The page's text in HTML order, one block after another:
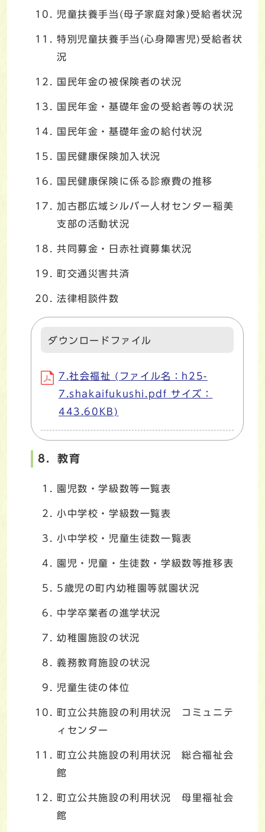
児童扶養手当(母子家庭対象)受給者状況
特別児童扶養手当(心身障害児)受給者状
況
国民年金の被保険者の状況
国民年金・基礎年金の受給者等の状況
国民年金・基礎年金の給付状況
国民健康保険加入状況
国民健康保険に係る診療費の推移
加古郡広域シルバー人材センター稲美
支部の活動状況
共同募金・日赤社資募集状況
町交通災害共済
法律相談件数
ダウンロードファイル
7.社会福祉 (ファイル名：h25-
7.shakaifukushi.pdf サイズ：
443.60KB)
8．教育
園児数・学級数等一覧表
小中学校・学級数一覧表
小中学校・児童生徒数一覧表
園児・児童・生徒数・学級数等推移表
5歳児の町内幼稚園等就園状況
中学卒業者の進学状況
幼稚園施設の状況
義務教育施設の状況
児童生徒の体位
町立公共施設の利用状況 コミュニテ
ィセンター
町立公共施設の利用状況 総合福祉会
館
町立公共施設の利用状況 母里福祉会
館